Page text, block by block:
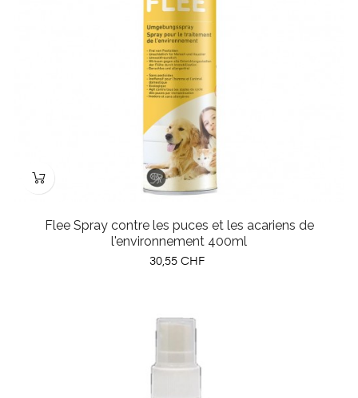
Flee Spray contre les puces et les acariens de
l'environnement 400ml
Prix
30,55 CHF